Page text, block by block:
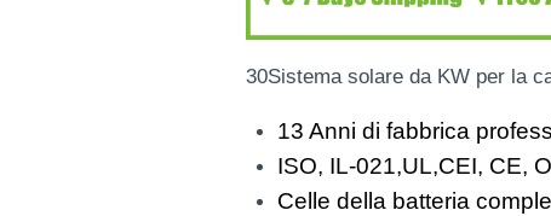
30Sistema solare da KW per la
13 Anni di fabbrica
ISO, IL-021,UL,CEI, CE,
Celle della batteria